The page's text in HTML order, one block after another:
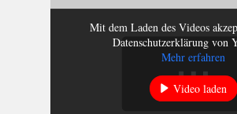
Mit dem Laden des Videos
Datenschutzerklärung von
Mehr erfahren
Video laden